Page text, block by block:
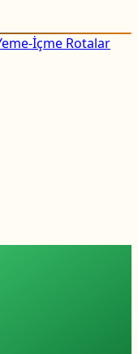
İçme Rotalar